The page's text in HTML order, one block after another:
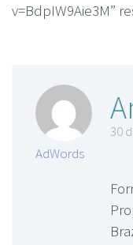
v=BdpIW9Aie3M”
30
AdWords